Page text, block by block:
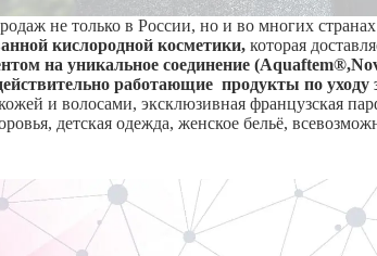
не только в России, но и во многих
кислородной косметики, которая
на уникальное соединение
работающие продукты по уходу
и волосами, эксклюзивная французская
детская одежда, женское бельё,